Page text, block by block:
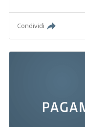
Condividi